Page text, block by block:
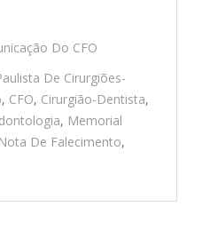
Do CFO
De Cirurgiões-
, CFO, Cirurgião-Dentista,
, Memorial
Nota De Falecimento,